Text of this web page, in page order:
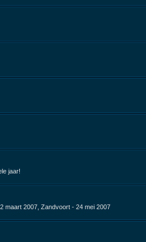
jaar!
maart 2007, Zandvoort - 24 mei 2007